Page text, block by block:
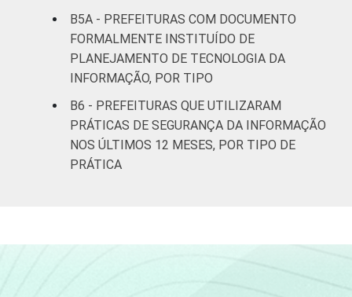
Mais de
500 mil
habitantes
75
E
PORTE
Até 5 mil
habitantes
54
Norte -
habitantes
B5A - PREFEITURAS COM DOCUMENTO
FORMALMENTE INSTITUÍDO DE
PLANEJAMENTO DE TECNOLOGIA DA
INFORMAÇÃO, POR TIPO
B6 - PREFEITURAS QUE UTILIZARAM
PRÁTICAS DE SEGURANÇA DA INFORMAÇÃO
NOS ÚLTIMOS 12 MESES, POR TIPO DE
PRÁTICA